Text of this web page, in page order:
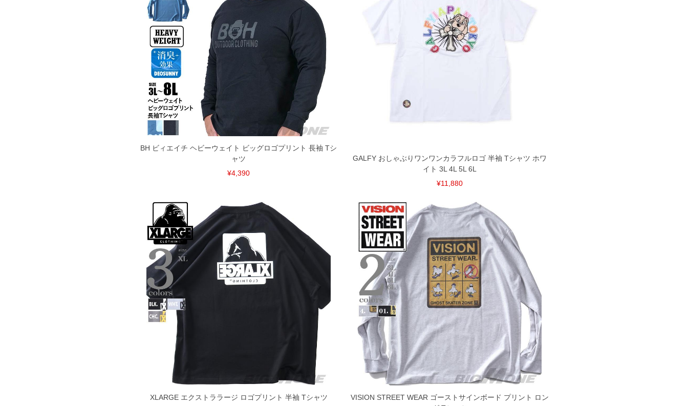
BH ビィエイチ ヘビーウェイト ビッグロゴプリント 長袖 Tシ
ャツ
¥4,390
GALFY おしゃぶりワンワンカラフルロゴ 半袖 Tシャツ ホワ
イト 3L 4L 5L 6L
¥11,880
XLARGE エクストララージ ロゴプリント 半袖 Tシャツ
VISION STREET WEAR ゴーストサインボード プリント ロン